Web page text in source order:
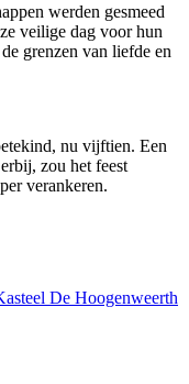
werden gesmeed
veilige dag voor hun
grenzen van liefde en
nu vijftien. Een
zou het feest
verankeren.
De Hoogenweerth